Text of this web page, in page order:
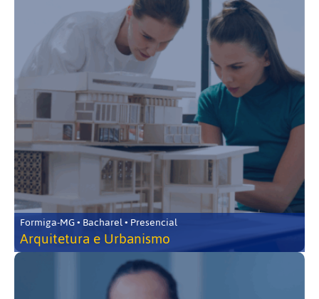
Formiga-MG • Bacharel • Presencial
Arquitetura e Urbanismo